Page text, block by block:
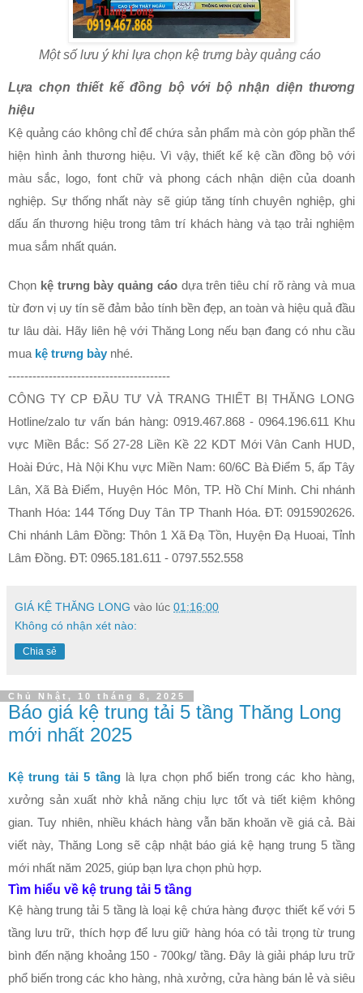
Một số lưu ý khi lựa chọn kệ trưng bày quảng cáo
Lựa chọn thiết kế đồng bộ với bộ nhận diện thương
hiệu
Kệ quảng cáo không chỉ để chứa sản phẩm mà còn góp phần thể
hiện hình ảnh thương hiệu. Vì vậy, thiết kế kệ cần đồng bộ với
màu sắc, logo, font chữ và phong cách nhận diện của doanh
nghiệp. Sự thống nhất này sẽ giúp tăng tính chuyên nghiệp, ghi
dấu ấn thương hiệu trong tâm trí khách hàng và tạo trải nghiệm
mua sắm nhất quán.
Chọn kệ trưng bày quảng cáodựa trên tiêu chí rõ ràng và mua
từ đơn vị uy tín sẽ đảm bảo tính bền đẹp, an toàn và hiệu quả đầu
tư lâu dài. Hãy liên hệ với Thăng Long nếu bạn đang có nhu cầu
mua kệ trưng bày nhé.
----------------------------------------
CÔNG TY CP ĐẦU TƯ VÀ TRANG THIẾT BỊ THĂNG LONG
Hotline/zalo tư vấn bán hàng: 0919.467.868 - 0964.196.611 Khu
vực Miền Bắc: Số 27-28 Liền Kề 22 KDT Mới Vân Canh HUD,
Hoài Đức, Hà Nội Khu vực Miền Nam: 60/6C Bà Điểm 5, ấp Tây
Lân, Xã Bà Điểm, Huyện Hóc Môn, TP. Hồ Chí Minh. Chi nhánh
Thanh Hóa: 144 Tống Duy Tân TP Thanh Hóa. ĐT: 0915902626.
Chi nhánh Lâm Đồng: Thôn 1 Xã Đạ Tồn, Huyện Đạ Huoai, Tỉnh
Lâm Đồng. ĐT: 0965.181.611 - 0797.552.558
GIÁ KỆ THĂNG LONG vào lúc 01:16:00
Không có nhận xét nào:
Chia sẻ
Chủ Nhật, 10 tháng 8, 2025
Báo giá kệ trung tải 5 tầng Thăng Long
mới nhất 2025
Kệ trung tải 5 tầnglà lựa chọn phổ biến trong các kho hàng,
xưởng sản xuất nhờ khả năng chịu lực tốt và tiết kiệm không
gian. Tuy nhiên, nhiều khách hàng vẫn băn khoăn về giá cả. Bài
viết này, Thăng Long sẽ cập nhật báo giá kệ hạng trung 5 tầng
mới nhất năm 2025, giúp bạn lựa chọn phù hợp.
Tìm hiểu về kệ trung tải 5 tầng
Kệ hàng trung tải 5 tầng là loại kệ chứa hàng được thiết kế với 5
tầng lưu trữ, thích hợp để lưu giữ hàng hóa có tải trọng từ trung
bình đến nặng khoảng 150 - 700kg/ tầng. Đây là giải pháp lưu trữ
phổ biến trong các kho hàng, nhà xưởng, cửa hàng bán lẻ và siêu